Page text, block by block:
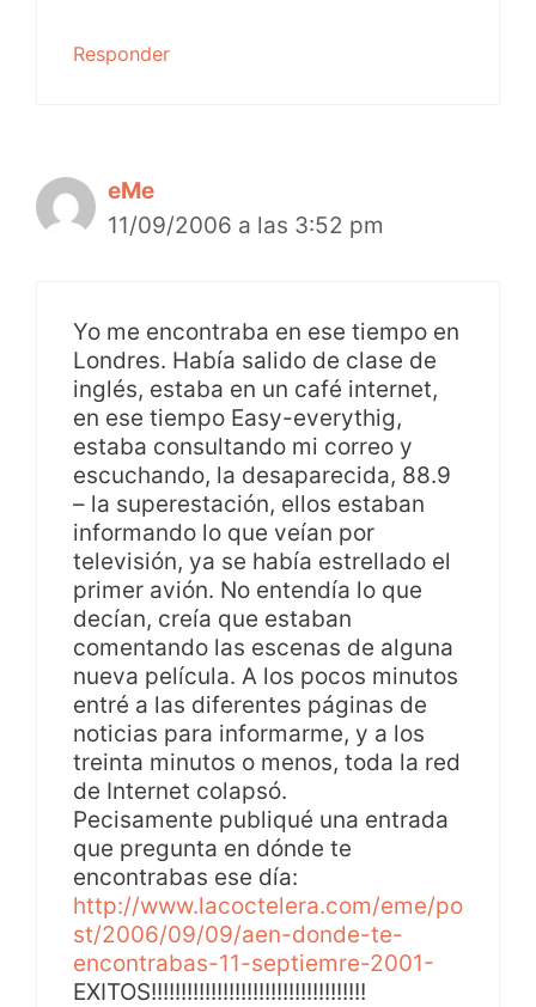
Responder
eMe
11/09/2006 a las 3:52 pm
Yo me encontraba en ese tiempo en
Londres. Había salido de clase de
inglés, estaba en un café internet,
en ese tiempo Easy-everythig,
estaba consultando mi correo y
escuchando, la desaparecida, 88.9
– la superestación, ellos estaban
informando lo que veían por
televisión, ya se había estrellado el
primer avión. No entendía lo que
decían, creía que estaban
comentando las escenas de alguna
nueva película. A los pocos minutos
entré a las diferentes páginas de
noticias para informarme, y a los
treinta minutos o menos, toda la red
de Internet colapsó.
Pecisamente publiqué una entrada
que pregunta en dónde te
encontrabas ese día:
http://www.lacoctelera.com/eme/po
st/2006/09/09/aen-donde-te-
encontrabas-11-septiemre-2001-
EXITOS!!!!!!!!!!!!!!!!!!!!!!!!!!!!!!!!!!!!